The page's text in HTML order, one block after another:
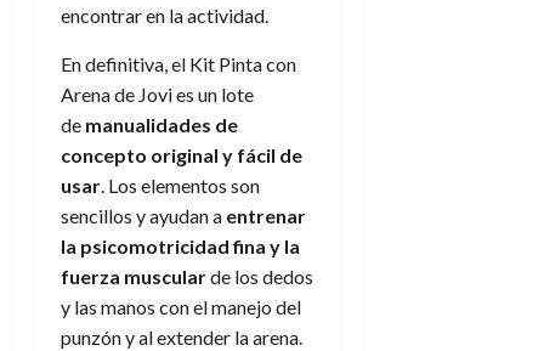
encontrar en la actividad.
En definitiva, el Kit Pinta con
Arena de Jovi es un lote
de manualidades de
concepto original y fácil de
usar. Los elementos son
sencillos y ayudan a entrenar
la psicomotricidad fina y la
fuerza muscularde los dedos
y las manos con el manejo del
punzón y al extender la arena.